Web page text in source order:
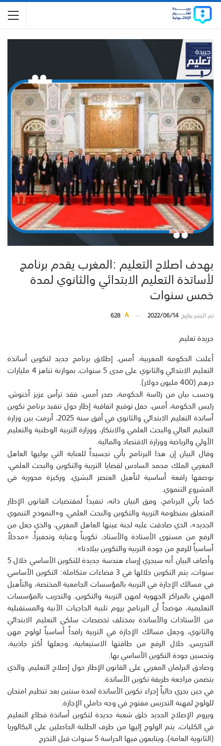
بهدف اصلاح التعليم :المغرب يقدم برنامج
لأساتذة التعليم الابتدائي والثانوي لمدة
خمس سنوات
تم النشر بتاريخ2022/06/14
628
جريدة تعليم
أعلنت الحكومة المغربية، أمس، إطلاق برنامج جديد لتكوين أساتذة
التعليم الابتدائي والثانوي على مدى 5 سنوات، بموازنة تناهز 4 مليارات
درهم (400 مليون دولار).
وحسب بيان من رئاسة الحكومة، صدر أمس، فقد ترأس عزيز أخنوش،
رئيس الحكومة، أمس، حفل توقيع اتفاقية إطار حول تنفيذ برنامج تكوين
أساتذة التعليم الابتدائي والثانوي في أفق سنة 2025، أبرمت بين وزارة
التعليم العالي والبحث العلمي والابتكار، ووزارة التربية الوطنية والتعليم
الأولي والرياضة ووزارة الاقتصاد والمالية.
وقال البيان إن هذا البرنامج يأتي تجسيداً للعناية التي يوليها العاهل
المغربي الملك محمد السادس لقضايا التربية والتكوين والبحث العلمي،
بوصفها رافعة أساسية لتأهيل العنصر البشري، وركيزة محورية في
المشروع التنموي.
كما يأتي البرنامج، وفق البيان ذاته، تنفيذاً لمقتضيات القانون الإطار
المتعلق بمنظومة التربية والتكوين والبحث العلمي، و«النموذج التنموي
الجديد»، الذي صادقت عليه لجنة عينها العاهل المغربي، والذي جعل من
الرفع من مستوى الأستاذة والأستاذ، تكويناً وعناية وتحفيزاً، «مدخلاً
أساسياً للرفع من جودة التربية والتكوين ببلادنا».
وأضاف البيان أنه سيجري إرساء هندسة جديدة للتكوين الأساسي خلال 5
سنوات، يتم التكوين خلالها في 3 فضاءات متكاملة: التكوين الأساسي
في مسالك الإجازة في التربية بالمؤسسات الجامعية المختصة، والتأهيل
المهني بالمراكز الجهوية لمهن التربية والتكوين، والتدريب بالمؤسسات
التعليمية، موضحاً أن البرنامج يروم تلبية الحاجيات الآنية والمستقبلية
من الأستاذات والأساتذة بمختلف تخصصات سلكي التعليم الابتدائي
والثانوي، وجعل مسالك الإجازة في التربية رافداً أساسياً لولوج مهن
التدريس، خلال الرفع من طاقتها الاستيعابية، وجعلها أكثر جاذبية،
وتحسين جودة التكوين الأساسي بها.
وصادق البرلمان المغربي على القانون الإطار حول إصلاح التعليم، والذي
يتضمن مراجعة طريقة تكوين الأساتذة.
في حين يجري حالياً إجراء تكوين الأساتذة لمدة سنتين بعد تنظيم امتحان
للولوج لمهنة التدريس مفتوح في وجه حاملي الإجازة.
ويروم الإصلاح الجديد خلق شعبة جديدة لتكوين أساتذة قطاع التعليم
في الكليات، يتم الولوج إليها من طرف الطلبة الحاصلين على البكالوريا
(الثانوية العامة)، ويتابعون فيها الدراسة 5 سنوات قبل التخرج